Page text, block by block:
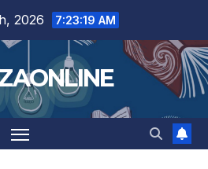
2026 7:23:20 AM